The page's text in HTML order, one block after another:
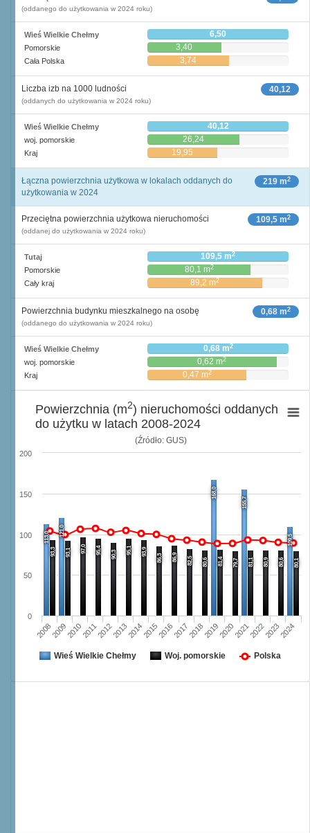
(oddanego do użytkowania w 2024 roku)
Wieś Wielkie Chełmy 6,50
Pomorskie 3,40
Cała Polska 3,74
40,12
Liczba izb na 1000 ludności
(oddanych do użytkowania w 2024 roku)
Wieś Wielkie Chełmy 40,12
woj. pomorskie 26,24
Kraj 19,95
219 m2
Łączna powierzchnia użytkowa w lokalach oddanych do
użytkowania w 2024
109,5 m2
Przeciętna powierzchnia użytkowa nieruchomości
(oddanej do użytkowania w 2024 roku)
Tutaj 109,5 m2
Pomorskie 80,1 m2
Cały kraj 89,2 m2
0,68 m2
Powierzchnia budynku mieszkalnego na osobę
(oddanego do użytkowania w 2024 roku)
Wieś Wielkie Chełmy 0,68 m2
woj. pomorskie 0,62 m2
Kraj 0,47 m2
(Źródło: GUS)
113,0 121,0
168,0
155,7
109,5
93,3 93,1 97,0 95,4 90,3 95,1 93,9
86,3 86,9 82,5 80,6 81,4 79,7 81,1 80,9 80,6 80,1
20082009201020112012201320142015201620172018201920202021202220232024
0
50
100
150
200
Powierzchnia (m2) nieruchomości oddanych
do użytku w latach 2008-2024
Wieś Wielkie Chełmy Woj. pomorskie Polska